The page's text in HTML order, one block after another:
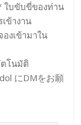
ใบขับขี่ของท่าน
ข้างาน
งเข้ามาใน
โนมัติ
にDMをお願